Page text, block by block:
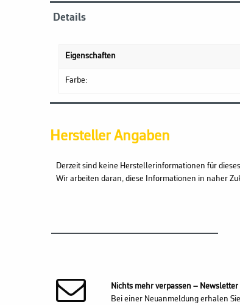
Details
Eigenschaften
Farbe:
Hersteller Angaben
Derzeit sind keine Herstellerinformationen für
Wir arbeiten daran, diese Informationen in naher
Nichts mehr verpassen –
Bei einer Neuanmeldung erhalen Sie